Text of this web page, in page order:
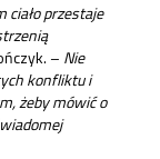
przestaje
– Nie
konfliktu i
żeby mówić o